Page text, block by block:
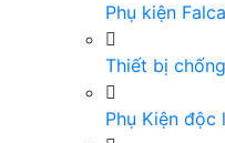
Phụ kiện
Thiết bị
Phụ Kiện độc